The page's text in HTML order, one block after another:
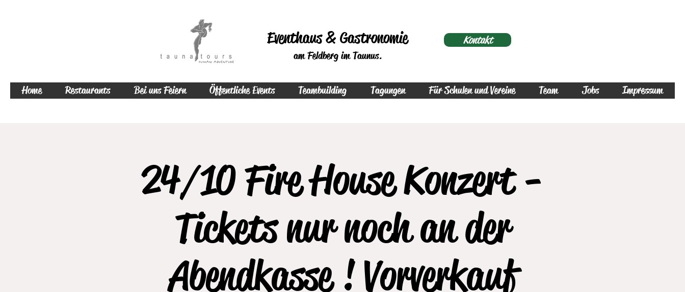
Kontakt
Eventhaus & Gastronomie
am Feldberg im Taunus.
Home Restaurants Bei uns Feiern Öffentliche Events Teambuilding Tagungen Für Schulen und Vereine Team Jobs Impressum
24/10 Fire House Konzert -
Tickets nur noch an der
Abendkasse ! Vorverkauf